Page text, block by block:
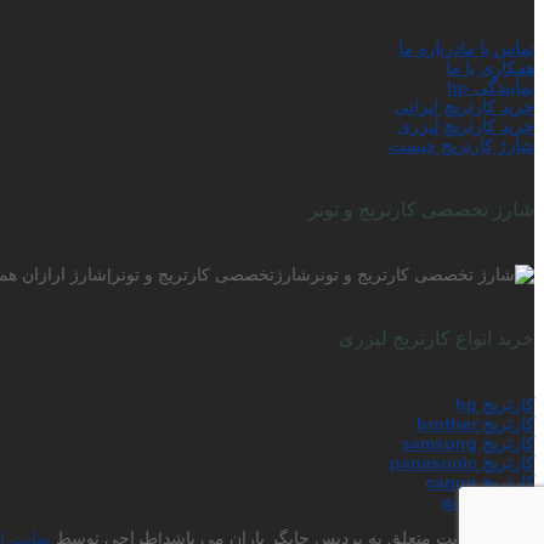
تماس با مادرباره ما
همکاری با ما
نمایندگی hp
خرید کارتریج ایرانی
خرید کارتریج لیزری
شارژ کارتریج چیست
شارژ تخصصی کارتریج و تونر
شارژتخصصی کارتریج و تونر|شارژ ارازان
خرید انواع کارتریج لیزری
کارتریج hp
کارتریج brother
کارتریج samsung
کارتریج panasonic
کارتریج canon
شارژ کارتریج
حق کپی رایت متعلق به پردیس چاپگر باران می باشد|طراحی توسط سایت